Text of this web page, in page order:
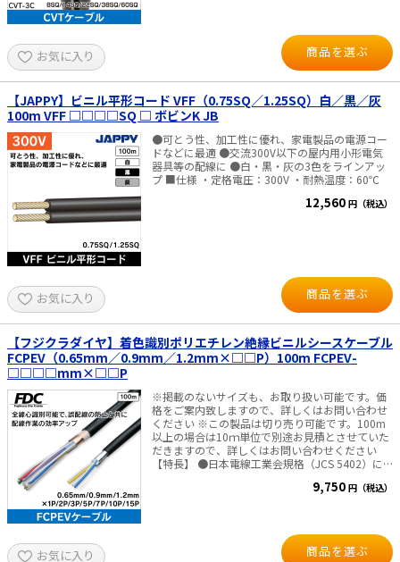
橋ポリエチレン シース：ビニル ・識別 CVT：黒
（色別ラインなし）、白、赤 シース色：黒 ※シー
ス表面に施す色別ラインによる。 ・より合わせ：
線心3条を右より（Sより）に撚り合わせ ・ 導体
最高許容温度：90℃
お気に入り 商品を選ぶ
【JAPPY】ビニル平形コード VFF（0.75SQ／1.25SQ）白／黒／灰
100m VFF □□□□SQ □ ボビンK JB
●可とう性、加工性に優れ、家電製品の電源コー
ドなどに最適 ●交流300V以下の屋内用小形電気
器具等の配線に ●白・黒・灰の3色をラインアッ
プ ■仕様 ・定格電圧：300V ・耐熱温度：60℃
12,560 円（税込）
お気に入り 商品を選ぶ
【フジクラダイヤ】着色識別ポリエチレン絶縁ビニルシースケーブル
FCPEV（0.65mm／0.9mm／1.2mm×□□P）100m FCPEV-
□□□□mm×□□P
※掲載のないサイズも、お取り扱い可能です。価
格をご案内致しますので、詳しくはお問い合わせ
ください ※この製品は切り売り可能です。100m
以上の場合は10ｍ単位で別途お見積とさせていた
だきますので、詳しくはお問い合わせください
【特長】 ●日本電線工業会規格（JCS 5402）に
CPEVと異なり、線心識別にカラーコード方式を導
類、PBDE類、DEHP、BBP、DBP、DIBP ①全線
心識別 絶縁体の色と組み合せによるカラーコード
9,750 円（税込）
お気に入り 商品を選ぶ